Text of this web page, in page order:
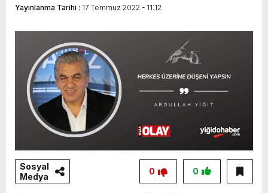
Yayınlanma Tarihi : 17 Temmuz 2022 - 11:12
Sosyal
Medya
0
0